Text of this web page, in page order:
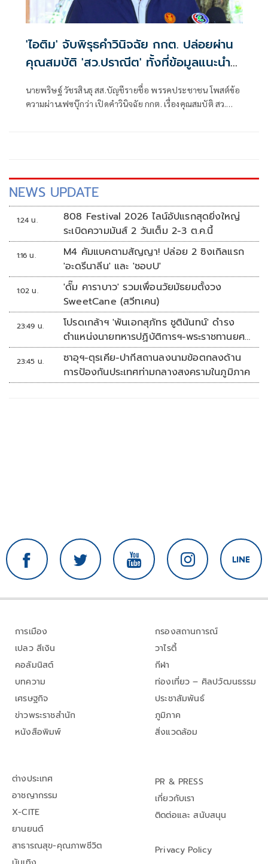
'ไอติม' จับพิรุธคำวินิจฉัย กกต. ปล่อยผ่าน
คุณสมบัติ 'สว.ปราณีต' ทั้งที่ข้อมูลแนะนำ
นายพริษฐ์ วัชรสินธุ สส.บัญชีรายชื่อ พรรคประชาชน โพสต์ข้อ
ความผ่านเฟซบุ๊กว่า เปิดคำวินิจฉัย กกต. เรื่องคุณสมบัติ สว.
NEWS UPDATE
1:24 น.
808 Festival 2026 ไลน์อัปแรกสุดยิ่งใหญ่
ระเบิดความมันส์ 2 วันเต็ม 2-3 ต.ค.นี้
1:16 น.
M4 คัมแบคตามสัญญา! ปล่อย 2 ซิงเกิลแรก
'อะดรีนาลีน' และ 'ชอบU'
1:02 น.
'ดั๊ม คาราบาว' รวมเพื่อนวัยมัธยมตั้งวง
SweetCane (สวีทเคน)
23:49 น.
โปรดเกล้าฯ 'พันเอกสุภัทร ชูตินันทน์' ดำรง
ตำแหน่งนายทหารปฏิบัติการฯ-พระราชทานยศ
'พลตรี'
23:45 น.
ซาอุฯ-ตุรเคีย-ปากีสถานลงนามข้อตกลงด้าน
การป้องกันประเทศท่ามกลางสงครามในภูมิภาค
การเมือง
เปลว สีเงิน
คอลัมนิสต์
บทความ
เศรษฐกิจ
ข่าวพระราชสำนัก
หนังสือพิมพ์
กรองสถานการณ์
วาไรตี้
กีฬา
ท่องเที่ยว – ศิลปวัฒนธรรม
ประชาสัมพันธ์
ภูมิภาค
สิ่งแวดล้อม
ต่างประเทศ
อาชญากรรม
X-CITE
ยานยนต์
สาธารณสุข-คุณภาพชีวิต
PR & PRESS
เกี่ยวกับเรา
ติดต่อและ สนับสนุน
Privacy Policy